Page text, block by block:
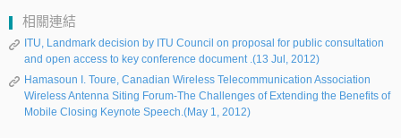
相關連結
ITU, Landmark decision by ITU Council on proposal for public consultation
and open access to key conference document .(13 Jul, 2012)
Hamasoun I. Toure, Canadian Wireless Telecommunication Association
Wireless Antenna Siting Forum-The Challenges of Extending the Benefits of
Mobile Closing Keynote Speech.(May 1, 2012)